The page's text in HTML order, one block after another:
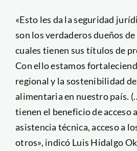
«Esto les da la seguridad
son los verdaderos dueños
cuales tienen sus títulos de
Con ello estamos
regional y la sostenibilidad
alimentaria en nuestro país.
tienen el beneficio de acceso
asistencia técnica, acceso a
otros», indicó Luis Hidalgo